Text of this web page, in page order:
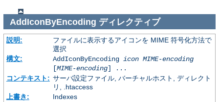
AddIconByEncoding ディレクティブ
説明:
ファイルに表示するアイコンを MIME 符号化方法で
選択
構文:
AddIconByEncoding icon MIME-encoding
[MIME-encoding] ...
コンテキスト: サーバ設定ファイル, バーチャルホスト, ディレクト
リ, .htaccess
上書き:
Indexes